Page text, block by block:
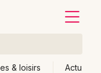
& loisirs Actu